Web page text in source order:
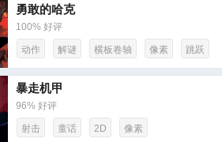
勇敢的哈克
100% 好评
动作 解谜 横板卷轴 像素 跳跃
暴走机甲
96% 好评
射击 童话 2D 像素